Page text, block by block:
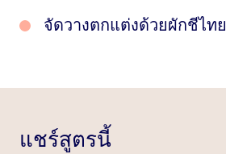
จัดวางตกแต่งด้วยผักชีไทย
แชร์สูตรนี้